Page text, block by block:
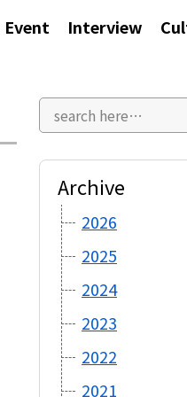
Event Interview
Archive
2026
2025
2024
2023
2022
2021